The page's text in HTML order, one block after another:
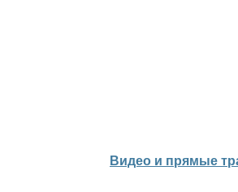
Видео и прямые